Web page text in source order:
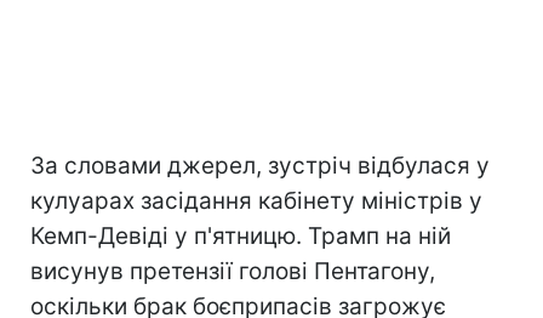
За словами джерел, зустріч відбулася у
кулуарах засідання кабінету міністрів у
Кемп-Девіді у п'ятницю. Трамп на ній
висунув претензії голові Пентагону,
оскільки брак боєприпасів загрожує